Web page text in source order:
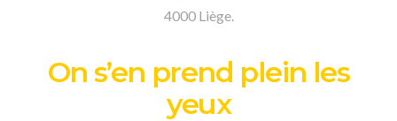
4000 Liège.
On s’en prend plein les
yeux